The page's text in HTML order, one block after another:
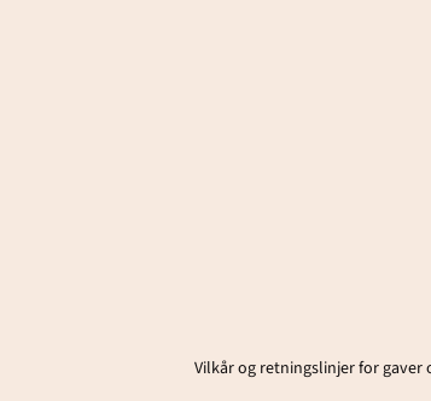
Vilkår og retningslinjer for gaver